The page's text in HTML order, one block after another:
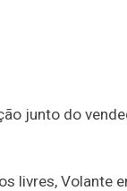
junto do
livres, Volante